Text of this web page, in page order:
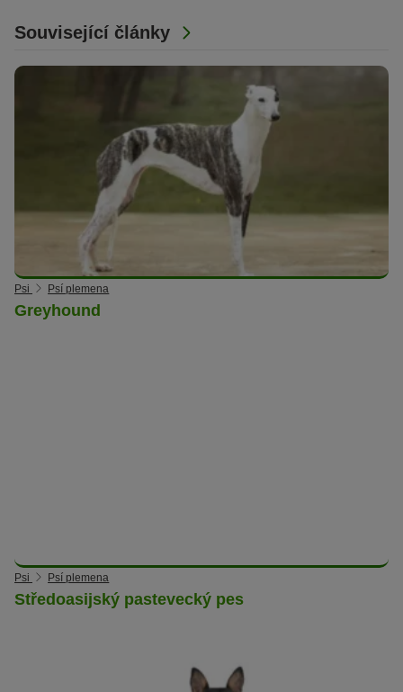
Související články
Psi Psí plemena
Greyhound
Psi Psí plemena
Středoasijský pastevecký pes